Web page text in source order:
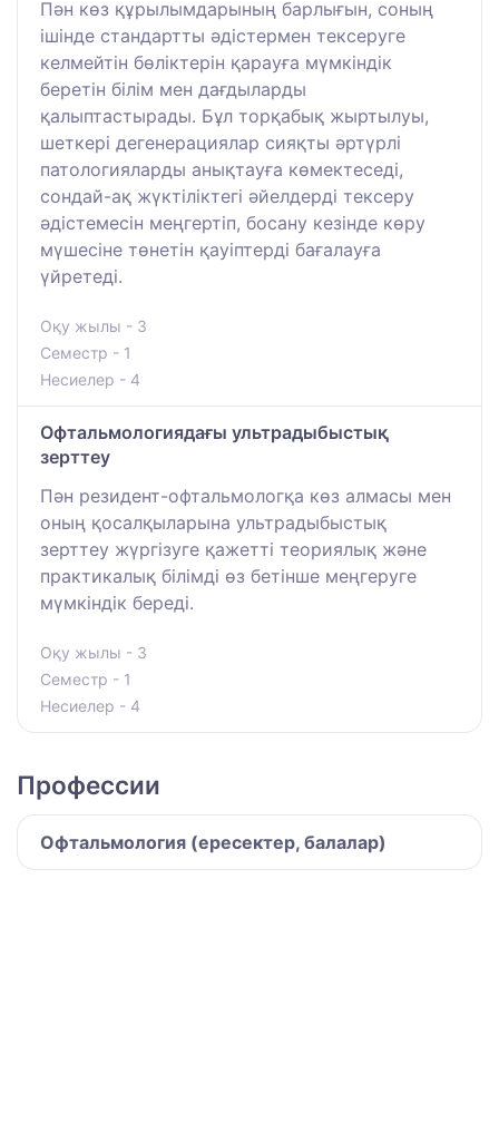
Пән көз құрылымдарының барлығын, соның
ішінде стандартты әдістермен тексеруге
келмейтін бөліктерін қарауға мүмкіндік
беретін білім мен дағдыларды
қалыптастырады. Бұл торқабық жыртылуы,
шеткері дегенерациялар сияқты әртүрлі
патологияларды анықтауға көмектеседі,
сондай-ақ жүктіліктегі әйелдерді тексеру
әдістемесін меңгертіп, босану кезінде көру
мүшесіне төнетін қауіптерді бағалауға
үйретеді.
Оқу жылы - 3
Семестр - 1
Несиелер - 4
Офтальмологиядағы ультрадыбыстық
зерттеу
Пән резидент-офтальмологқа көз алмасы мен
оның қосалқыларына ультрадыбыстық
зерттеу жүргізуге қажетті теориялық және
практикалық білімді өз бетінше меңгеруге
мүмкіндік береді.
Оқу жылы - 3
Семестр - 1
Несиелер - 4
Профессии
Офтальмология (ересектер, балалар)